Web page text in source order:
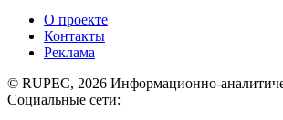
О проекте
Контакты
Реклама
© RUPEC, 2026 Информационно-
Социальные сети: